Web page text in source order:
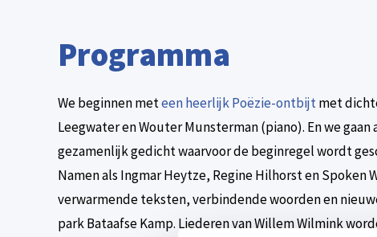
Programma
We beginnen meteen heerlijk Poëzie-ontbijtmet
Leegwater en Wouter Munsterman (piano). En we
gezamenlijk gedicht waarvoor de beginregel wordt
Namen als Ingmar Heytze, Regine Hilhorst en Spoken
verwarmende teksten, verbindende woorden en
park Bataafse Kamp. Liederen van Willem Wilmink